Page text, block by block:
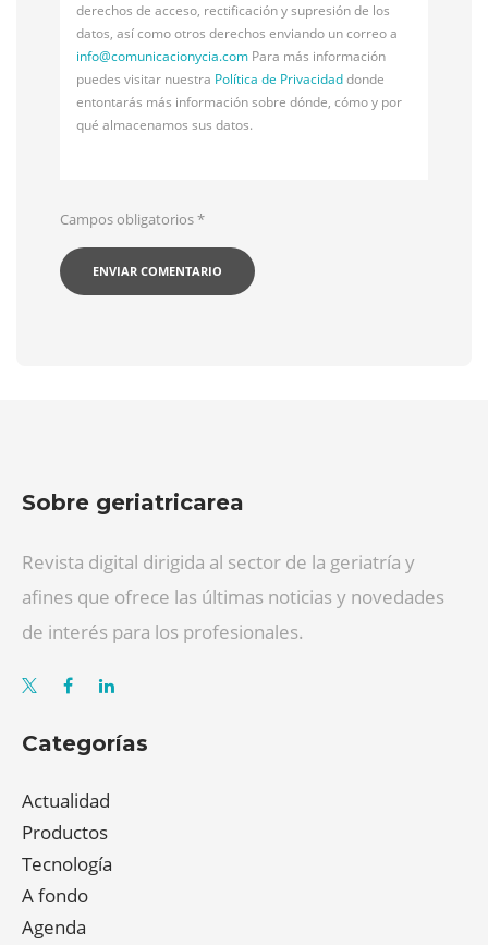
derechos de acceso, rectificación y supresión de los
datos, así como otros derechos enviando un correo a
info@comunicacionycia.com Para más información
puedes visitar nuestra Política de Privacidaddonde
entontarás más información sobre dónde, cómo y por
qué almacenamos sus datos.
Campos obligatorios*
Sobre geriatricarea
Revista digital dirigida al sector de la geriatría y
afines que ofrece las últimas noticias y novedades
de interés para los profesionales.
Categorías
Actualidad
Productos
Tecnología
A fondo
Agenda